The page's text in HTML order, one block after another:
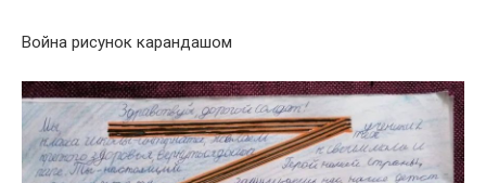
Война рисунок карандашом